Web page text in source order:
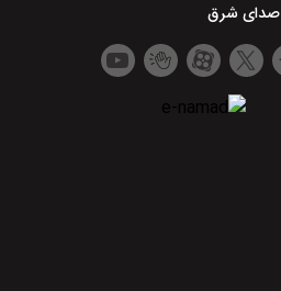
صدای شرق